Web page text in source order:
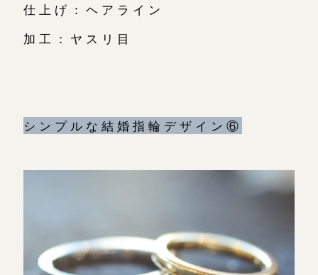
仕上げ：ヘアライン
加工：ヤスリ目
シンプルな結婚指輪デザイン⑥